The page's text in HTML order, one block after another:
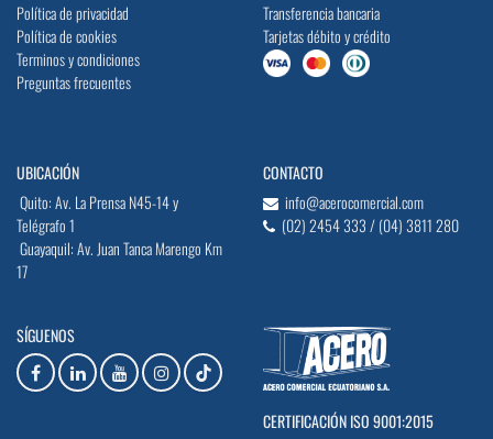
Política de privacidad
Política de cookies
Terminos y condiciones
Preguntas frecuentes
Transferencia bancaria
Tarjetas débito y crédito
UBICACIÓN
Quito: Av. La Prensa N45-14 y
Telégrafo 1
Guayaquil: Av. Juan Tanca Marengo Km
17
CONTACTO
info@acerocomercial.com
(02) 2454 333 / (04) 3811 280
SÍGUENOS
CERTIFICACIÓN ISO 9001:2015